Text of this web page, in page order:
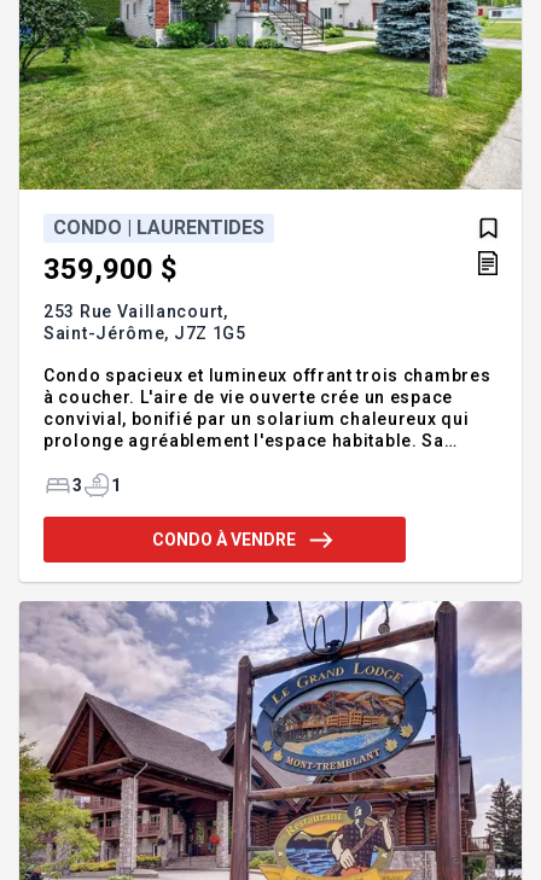
CONDO | LAURENTIDES
359,900 $
253 Rue Vaillancourt,
Saint-Jérôme, J7Z 1G5
Condo spacieux et lumineux offrant trois chambres
à coucher. L'aire de vie ouverte crée un espace
convivial, bonifié par un solarium chaleureux qui
prolonge agréablement l'espace habitable. Sa
pleinement de l'été, tout en étant à l'abri de la pluie
nombreux rangements pratiques. Parfaitement
entretenu, il dispose d'une unité murale, d'un foyer
complètent l'ensemble. Situé dans un secteur
recherché, à
3 1
CONDO À VENDRE